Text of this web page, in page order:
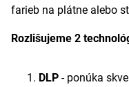
farieb na plátne alebo
Rozlišujeme 2
DLP - ponúka